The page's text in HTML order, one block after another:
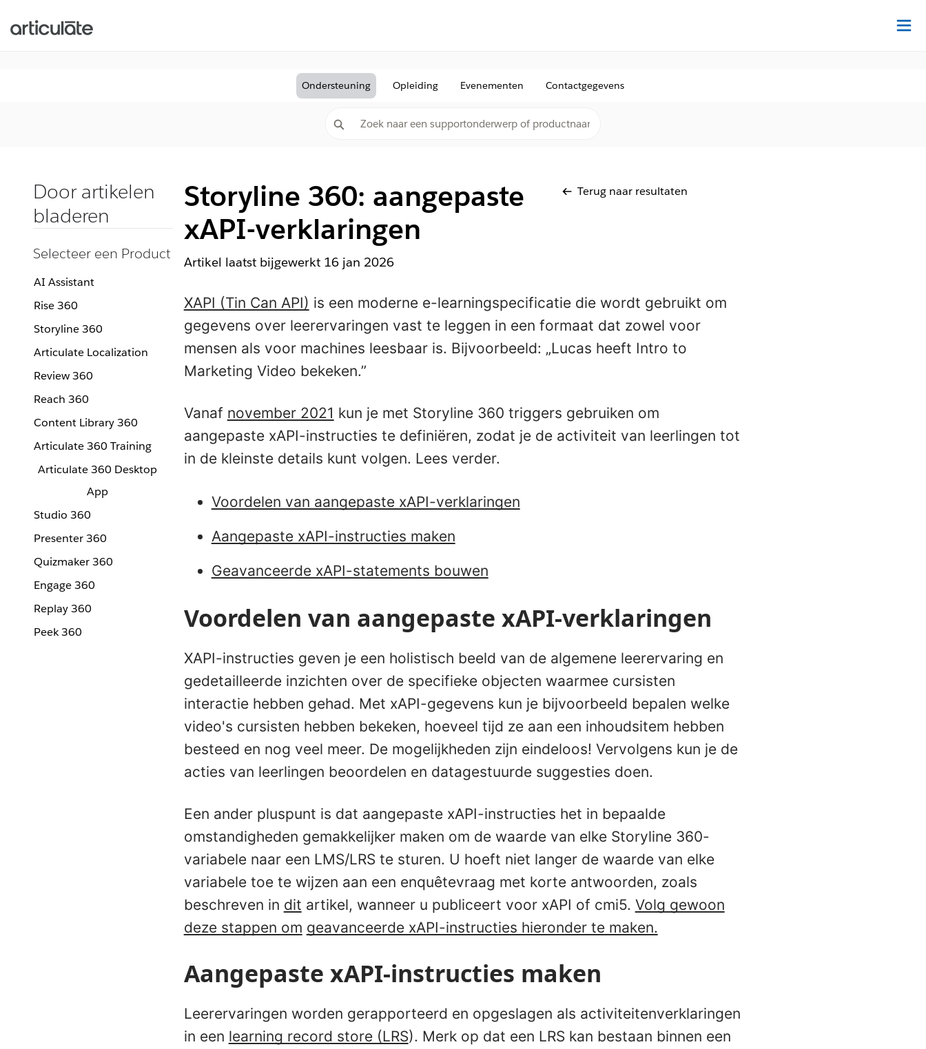
Ondersteuning Opleiding Evenementen Contactgegevens
Door artikelen
bladeren
Selecteer een Product
AI Assistant
Rise 360
Storyline 360
Articulate Localization
Review 360
Reach 360
Content Library 360
Articulate 360 Training
Articulate 360 Desktop
App
Studio 360
Presenter 360
Quizmaker 360
Engage 360
Replay 360
Peek 360
Storyline 360: aangepaste
xAPI-verklaringen
Terug naar resultaten
Artikel laatst bijgewerkt 16 jan 2026
XAPI (Tin Can API) is een moderne e-learningspecificatie die wordt gebruikt om
gegevens over leerervaringen vast te leggen in een formaat dat zowel voor
mensen als voor machines leesbaar is. Bijvoorbeeld: „Lucas heeft Intro to
Marketing Video bekeken.”
Vanaf november 2021 kun je met Storyline 360 triggers gebruiken om
aangepaste xAPI-instructies te definiëren, zodat je de activiteit van leerlingen tot
in de kleinste details kunt volgen. Lees verder.
Voordelen van aangepaste xAPI-verklaringen
Aangepaste xAPI-instructies maken
Geavanceerde xAPI-statements bouwen
Voordelen van aangepaste xAPI-verklaringen
XAPI-instructies geven je een holistisch beeld van de algemene leerervaring en
gedetailleerde inzichten over de specifieke objecten waarmee cursisten
interactie hebben gehad. Met xAPI-gegevens kun je bijvoorbeeld bepalen welke
video's cursisten hebben bekeken, hoeveel tijd ze aan een inhoudsitem hebben
besteed en nog veel meer. De mogelijkheden zijn eindeloos! Vervolgens kun je de
acties van leerlingen beoordelen en datagestuurde suggesties doen.
Een ander pluspunt is dat aangepaste xAPI-instructies het in bepaalde
omstandigheden gemakkelijker maken om de waarde van elke Storyline 360-
variabele naar een LMS/LRS te sturen. U hoeft niet langer de waarde van elke
variabele toe te wijzen aan een enquêtevraag met korte antwoorden, zoals
beschreven in dit artikel, wanneer u publiceert voor xAPI of cmi5. Volg gewoon
deze stappen om geavanceerde xAPI-instructies hieronder te maken.
Aangepaste xAPI-instructies maken
Leerervaringen worden gerapporteerd en opgeslagen als activiteitenverklaringen
in een learning record store (LRS). Merk op dat een LRS kan bestaan binnen een